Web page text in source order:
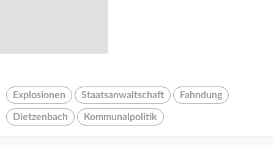
Explosionen Staatsanwaltschaft Fahndung
Dietzenbach Kommunalpolitik